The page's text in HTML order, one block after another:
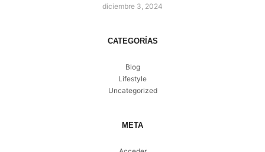
diciembre 3, 2024
CATEGORÍAS
Blog
Lifestyle
Uncategorized
META